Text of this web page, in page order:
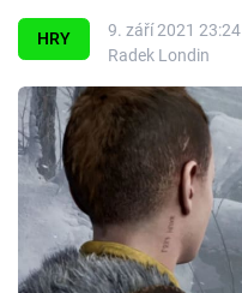
Témata
Filmy
Seriály
Hry
HRY
9. září 2021 23:24
Radek Londin